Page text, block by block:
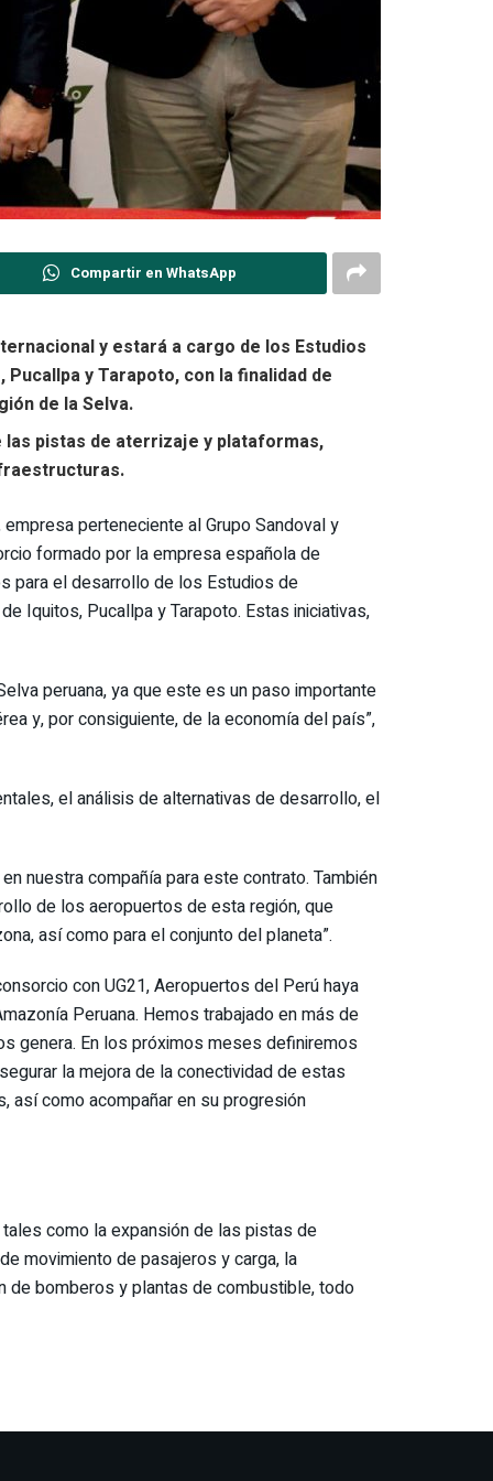
Compartir en WhatsApp
y estará a cargo de los Estudios
y Tarapoto, con la finalidad de
de la Selva.
pistas de aterrizaje y plataformas,
perteneciente al Grupo Sandoval y
formado por la empresa española de
para el desarrollo de los Estudios de
Iquitos, Pucallpa y Tarapoto. Estas iniciativas,
peruana, ya que este es un paso importante
y, por consiguiente, de la economía del país”,
el análisis de alternativas de desarrollo, el
nuestra compañía para este contrato. También
de los aeropuertos de esta región, que
así como para el conjunto del planeta”.
con UG21, Aeropuertos del Perú haya
Peruana. Hemos trabajado en más de
genera. En los próximos meses definiremos
la mejora de la conectividad de estas
así como acompañar en su progresión
como la expansión de las pistas de
movimiento de pasajeros y carga, la
de bomberos y plantas de combustible, todo